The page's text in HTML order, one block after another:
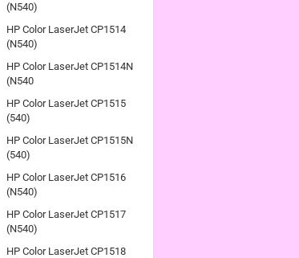
(N540)
HP Color LaserJet CP1514
(N540)
HP Color LaserJet CP1514N
(N540
HP Color LaserJet CP1515
(540)
HP Color LaserJet CP1515N
(540)
HP Color LaserJet CP1516
(N540)
HP Color LaserJet CP1517
(N540)
HP Color LaserJet CP1518